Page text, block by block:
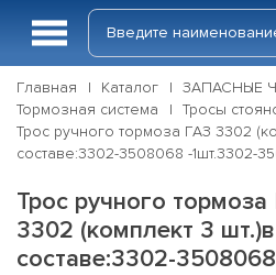
Главная Каталог
ЗАПАСНЫЕ
Тормозная система
Тросы
Трос ручного тормоза ГАЗ 3302
составе:3302-3508068 -1шт.3302-
Трос ручного
3302 (комплект 3 шт.)в
составе:3302-3508068